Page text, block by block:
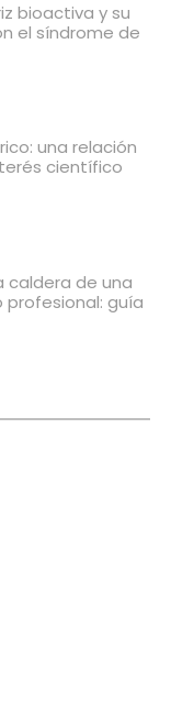
bioactiva y su
el síndrome de
una relación
científico
caldera de una
guía